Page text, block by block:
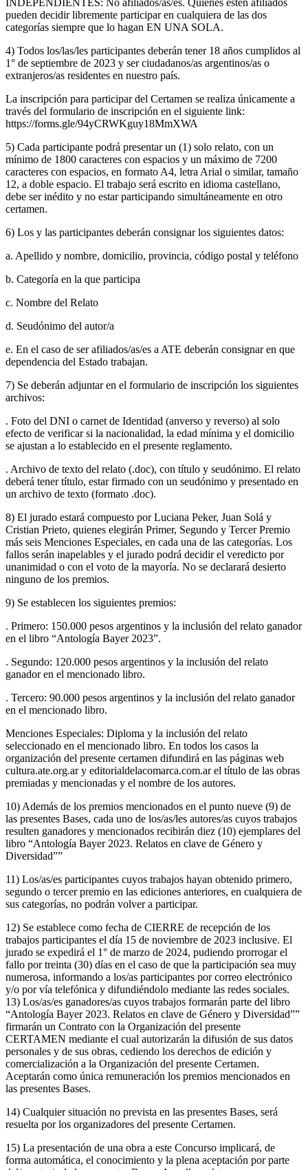
pueden decidir libremente participar en cualquiera de las dos
categorías siempre que lo hagan EN UNA SOLA.
4) Todos los/las/les participantes deberán tener 18 años cumplidos al
1° de septiembre de 2023 y ser ciudadanos/as argentinos/as o
extranjeros/as residentes en nuestro país.
La inscripción para participar del Certamen se realiza únicamente a
través del formulario de inscripción en el siguiente link:
https://forms.gle/94yCRWKguy18MmXWA
5) Cada participante podrá presentar un (1) solo relato, con un
mínimo de 1800 caracteres con espacios y un máximo de 7200
caracteres con espacios, en formato A4, letra Arial o similar, tamaño
12, a doble espacio. El trabajo será escrito en idioma castellano,
debe ser inédito y no estar participando simultáneamente en otro
certamen.
6) Los y las participantes deberán consignar los siguientes datos:
a. Apellido y nombre, domicilio, provincia, código postal y teléfono
b. Categoría en la que participa
c. Nombre del Relato
d. Seudónimo del autor/a
e. En el caso de ser afiliados/as/es a ATE deberán consignar en que
dependencia del Estado trabajan.
7) Se deberán adjuntar en el formulario de inscripción los siguientes
archivos:
. Foto del DNI o carnet de Identidad (anverso y reverso) al solo
efecto de verificar si la nacionalidad, la edad mínima y el domicilio
se ajustan a lo establecido en el presente reglamento.
. Archivo de texto del relato (.doc), con título y seudónimo. El relato
deberá tener título, estar firmado con un seudónimo y presentado en
un archivo de texto (formato .doc).
8) El jurado estará compuesto por Luciana Peker, Juan Solá y
Cristian Prieto, quienes elegirán Primer, Segundo y Tercer Premio
más seis Menciones Especiales, en cada una de las categorías. Los
fallos serán inapelables y el jurado podrá decidir el veredicto por
unanimidad o con el voto de la mayoría. No se declarará desierto
ninguno de los premios.
9) Se establecen los siguientes premios:
. Primero: 150.000 pesos argentinos y la inclusión del relato ganador
en el libro “Antología Bayer 2023”.
. Segundo: 120.000 pesos argentinos y la inclusión del relato
ganador en el mencionado libro.
. Tercero: 90.000 pesos argentinos y la inclusión del relato ganador
en el mencionado libro.
Menciones Especiales: Diploma y la inclusión del relato
seleccionado en el mencionado libro. En todos los casos la
organización del presente certamen difundirá en las páginas web
cultura.ate.org.ar y editorialdelacomarca.com.ar el título de las obras
premiadas y mencionadas y el nombre de los autores.
10) Además de los premios mencionados en el punto nueve (9) de
las presentes Bases, cada uno de los/as/les autores/as cuyos trabajos
resulten ganadores y mencionados recibirán diez (10) ejemplares del
libro “Antología Bayer 2023. Relatos en clave de Género y
Diversidad””
11) Los/as/es participantes cuyos trabajos hayan obtenido primero,
segundo o tercer premio en las ediciones anteriores, en cualquiera de
sus categorías, no podrán volver a participar.
12) Se establece como fecha de CIERRE de recepción de los
trabajos participantes el día 15 de noviembre de 2023 inclusive. El
jurado se expedirá el 1° de marzo de 2024, pudiendo prorrogar el
fallo por treinta (30) días en el caso de que la participación sea muy
numerosa, informando a los/as participantes por correo electrónico
y/o por vía telefónica y difundiéndolo mediante las redes sociales.
13) Los/as/es ganadores/as cuyos trabajos formarán parte del libro
“Antología Bayer 2023. Relatos en clave de Género y Diversidad””
firmarán un Contrato con la Organización del presente
CERTAMEN mediante el cual autorizarán la difusión de sus datos
personales y de sus obras, cediendo los derechos de edición y
comercialización a la Organización del presente Certamen.
Aceptarán como única remuneración los premios mencionados en
las presentes Bases.
14) Cualquier situación no prevista en las presentes Bases, será
resuelta por los organizadores del presente Certamen.
15) La presentación de una obra a este Concurso implicará, de
forma automática, el conocimiento y la plena aceptación por parte